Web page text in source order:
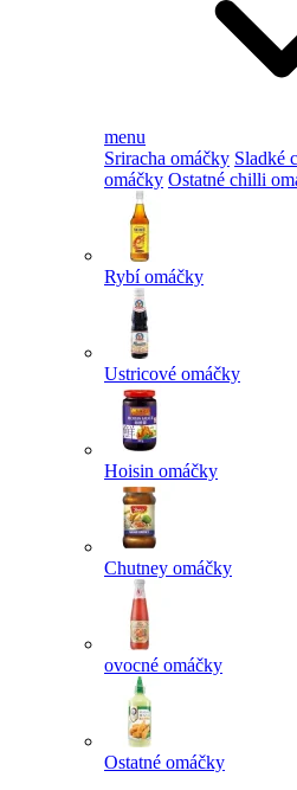
menu
Sriracha omáčky Sladké
omáčky Ostatné chilli
Rybí omáčky
Ustricové omáčky
Hoisin omáčky
Chutney omáčky
ovocné omáčky
Ostatné omáčky